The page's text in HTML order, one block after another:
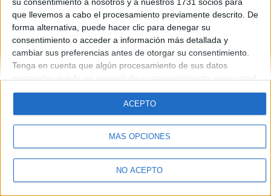
que llevemos a cabo el procesamiento previamente descrito. De
forma alternativa, puede hacer clic para denegar su
consentimiento o acceder a información más detallada y
cambiar sus preferencias antes de otorgar su consentimiento.
Tenga en cuenta que algún procesamiento de sus datos
personales puede no requerir de su consentimiento, pero usted
tiene el derecho de rechazar tal procesamiento. Sus
preferencias se aplicarán solo a este sitio web. Puede cambiar
sus preferencias o retirar su consentimiento en cualquier
momento volviendo a este sitio y haciendo clic en el botón
"Privacidad" en la parte inferior de la página web.
MÁS OPCIONES
NO ACEPTO
ACEPTO
Quiénes somos|Contactar |Anúnciate
Aviso legal|Politica de privacidad|Condiciones generales
de cookies
© 2003-2026Compás Mediterráneo S.L.- Diego de León 47 - 28006
Madrid [ESPAÑA] - Tel. +34 91 593 2767